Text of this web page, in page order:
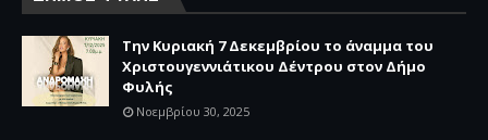
Την Κυριακή 7 Δεκεμβρίου το άναμμα του
Χριστουγεννιάτικου Δέντρου στον Δήμο
Φυλής
Νοεμβρίου 30, 2025